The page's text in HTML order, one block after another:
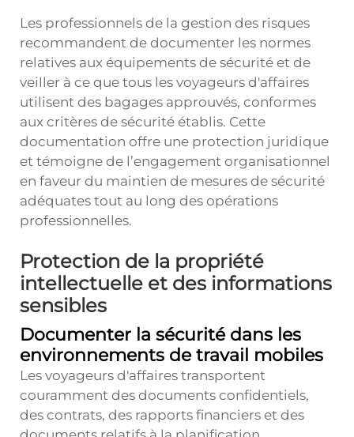
Les professionnels de la gestion des risques
recommandent de documenter les normes
relatives aux équipements de sécurité et de
veiller à ce que tous les voyageurs d'affaires
utilisent des bagages approuvés, conformes
aux critères de sécurité établis. Cette
documentation offre une protection juridique
et témoigne de l’engagement organisationnel
en faveur du maintien de mesures de sécurité
adéquates tout au long des opérations
professionnelles.
Protection de la propriété
intellectuelle et des informations
sensibles
Documenter la sécurité dans les
environnements de travail mobiles
Les voyageurs d'affaires transportent
couramment des documents confidentiels,
des contrats, des rapports financiers et des